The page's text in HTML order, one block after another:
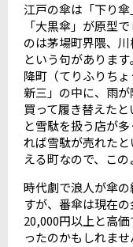
江戸の傘は「下り
「大黒傘」が原型
のは茅場町界隈、川
という句がありま
降町（てりふりち
新三」の中に、雨
買って履き替えた
と雪駄を扱う店が
れば雪駄が売れた
える町なので、この
時代劇で浪人が傘
すが、番傘は現在
20,000円以上と高
ったのかもしれませ